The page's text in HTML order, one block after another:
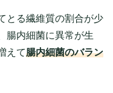
とる繊維質の割合が少
腸内細菌に異常が生
えて腸内細菌のバラン